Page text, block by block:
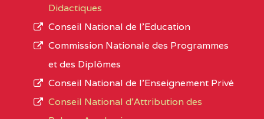
Région Noms
ADAMAOUA
INSTITUT POLYVALENT
PINTADES BP :
suit :
1950 établissements publics
895 CES dont 86 Bilingues
1055 Lycées dont 351 Bilingues
72 établissements avec section bilingue
Didactiques
Conseil National de l’Education
Commission Nationale des Programmes
et des Diplômes
Conseil National de l’Enseignement Privé
Conseil National d'Attribution des